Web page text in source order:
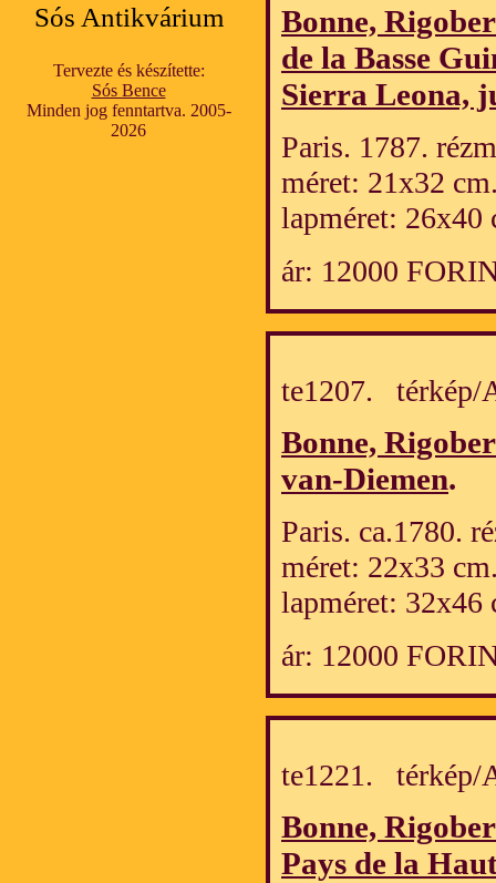
Sós Antikvárium
Tervezte és készítette:
Sós Bence
Minden jog fenntartva. 2005-
2026
Bonne,
de la Basse
Sierra Leona,
Paris. 1787.
méret: 21x32
lapméret: 26x40
ár: 12000
te1207.
Bonne,
van-Diemen.
Paris. ca.1780.
méret: 22x33
lapméret: 32x46
ár: 12000
te1221.
Bonne,
Pays de la